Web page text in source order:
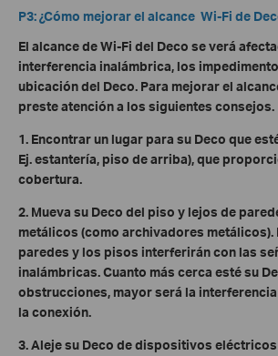
P3: ¿Cómo mejorar el alcance Wi-Fi de
El alcance de Wi-Fi del Deco se verá
interferencia inalámbrica, los
ubicación del Deco. Para mejorar el
preste atención a los siguientes consejos.
1. Encontrar un lugar para su Deco que
Ej. estantería, piso de arriba), que
cobertura.
2. Mueva su Deco del piso y lejos de
metálicos (como archivadores metálicos).
paredes y los pisos interferirán con las
inalámbricas. Cuanto más cerca esté su
obstrucciones, mayor será la
la conexión.
3. Aleje su Deco de dispositivos